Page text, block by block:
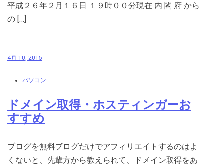
平成２６年２月１６日 １９時００分現在 内 閣 府 から
の […]
4月 10, 2015
パソコン
ドメイン取得・ホスティンガーお
すすめ
ブログを無料ブログだけでアフィリエイトするのはよ
くないと、先輩方から教えられて、ドメイン取得をあ